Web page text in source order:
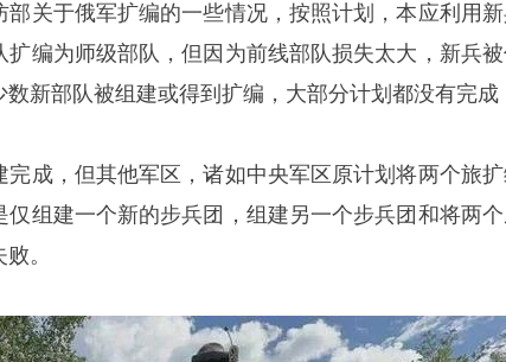
关于俄军扩编的一些情况，按照计划，本应利用
编为师级部队，但因为前线部队损失太大，新兵
新部队被组建或得到扩编，大部分计划都没有完成
成，但其他军区，诸如中央军区原计划将两个旅
仅组建一个新的步兵团，组建另一个步兵团和将两
。